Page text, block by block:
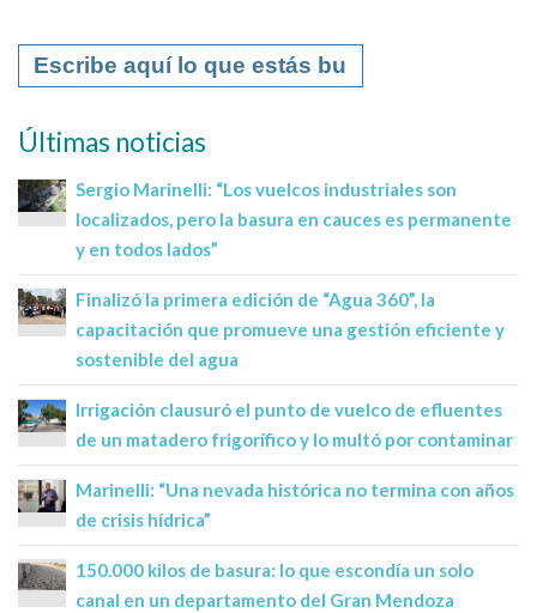
Últimas noticias
Sergio Marinelli: “Los vuelcos industriales son
localizados, pero la basura en cauces es permanente
y en todos lados”
Finalizó la primera edición de “Agua 360”, la
capacitación que promueve una gestión eficiente y
sostenible del agua
Irrigación clausuró el punto de vuelco de efluentes
de un matadero frigorífico y lo multó por contaminar
Marinelli: “Una nevada histórica no termina con años
de crisis hídrica”
150.000 kilos de basura: lo que escondía un solo
canal en un departamento del Gran Mendoza